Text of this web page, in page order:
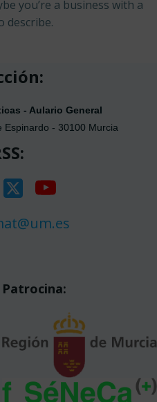
you’re a business with a
describe.
- Aulario General
Espinardo - 30100 Murcia
Patrocina: